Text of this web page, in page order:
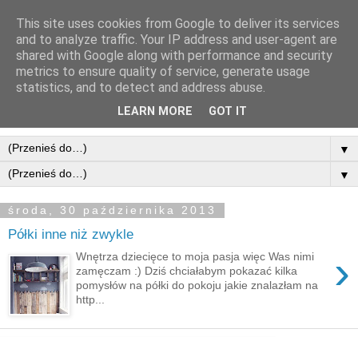
▼
▼
środa, 30 października 2013
Półki inne niż zwykle
›
Wnętrza dziecięce to moja pasja więc Was nimi
zamęczam :) Dziś chciałabym pokazać kilka
pomysłów na półki do pokoju jakie znalazłam na
http...
This site uses cookies from Google to deliver its services
and to analyze traffic. Your IP address and user-agent are
shared with Google along with performance and security
metrics to ensure quality of service, generate usage
statistics, and to detect and address abuse.
LEARN MORE GOT IT